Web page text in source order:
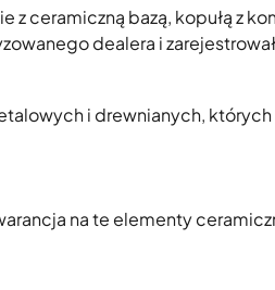
ceramiczną bazą, kopułą z
dealera i
i drewnianych,
na te elementy